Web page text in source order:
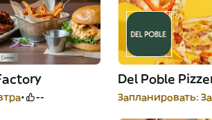
--
Del Poble
Запланировать: